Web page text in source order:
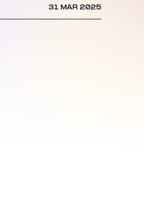
31 MAR 2025